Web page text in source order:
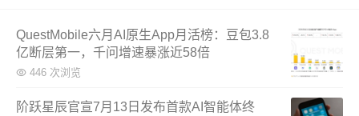
QuestMobile六月AI原生App月活榜：豆包3.8
亿断层第一，千问增速暴涨近58倍
446 次浏览
阶跃星辰官宣7月13日发布首款AI智能体终